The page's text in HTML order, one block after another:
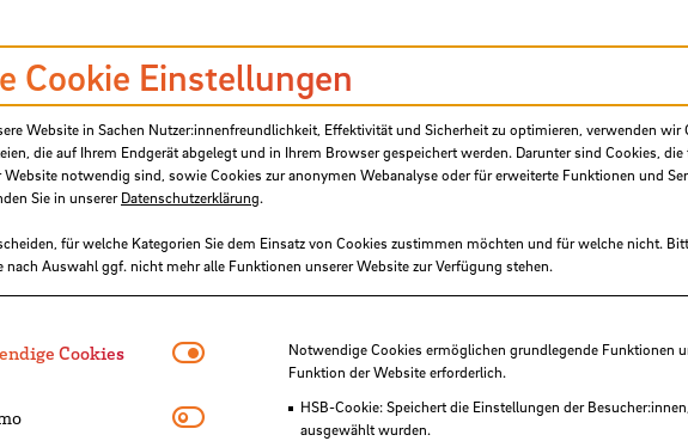
(Hrsg.)(2017):Bionik: Patente aus der Natur :
Kongress, Hochschule Bremen; Tagungsbeiträge,
handle/elib/24563
(Hrsg.)(2015):Bionik: Patente aus der Natur :
7. Bionik-Kongress ; Hochschule Bremen,
handle/elib/24564
(Hrsg.)(2012):Bionik: Patente aus der Natur :
für Technologieanwendungen,
media.suub.uni-bremen.de/handle/elib/24565
Cookie Einstellungen
Website in Sachen Nutzer:innenfreundlichkeit, Effektivität und Sicherheit zu optimieren, verwenden wir
die auf Ihrem Endgerät abgelegt und in Ihrem Browser gespeichert werden. Darunter sind Cookies,
Website notwendig sind, sowie Cookies zur anonymen Webanalyse oder für erweiterte Funktionen und
Sie in unsererDatenschutzerklärung.
für welche Kategorien Sie dem Einsatz von Cookies zustimmen möchten und für welche nicht.
nach Auswahl ggf. nicht mehr alle Funktionen unserer Website zur Verfügung stehen.
Cookies Notwendige CookiesNotwendige Cookies ermöglichen grundlegende Funktionen
Funktion der Website erforderlich.
HSB-Cookie: Speichert die Einstellungen der
ausgewählt wurden.
Matomo